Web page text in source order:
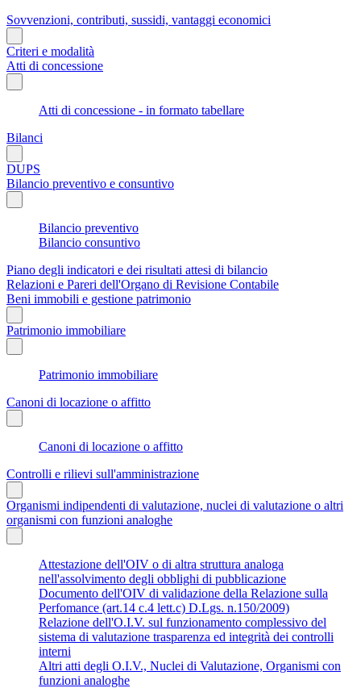
Sovvenzioni, contributi, sussidi, vantaggi economici
Criteri e modalità
Atti di concessione
Atti di concessione - in formato tabellare
Bilanci
DUPS
Bilancio preventivo e consuntivo
Bilancio preventivo
Bilancio consuntivo
Piano degli indicatori e dei risultati attesi di bilancio
Relazioni e Pareri dell'Organo di Revisione Contabile
Beni immobili e gestione patrimonio
Patrimonio immobiliare
Patrimonio immobiliare
Canoni di locazione o affitto
Canoni di locazione o affitto
Controlli e rilievi sull'amministrazione
Organismi indipendenti di valutazione, nuclei di valutazione o altri
organismi con funzioni analoghe
Attestazione dell'OIV o di altra struttura analoga
nell'assolvimento degli obblighi di pubblicazione
Documento dell'OIV di validazione della Relazione sulla
Perfomance (art.14 c.4 lett.c) D.Lgs. n.150/2009)
Relazione dell'O.I.V. sul funzionamento complessivo del
sistema di valutazione trasparenza ed integrità dei controlli
interni
Altri atti degli O.I.V., Nuclei di Valutazione, Organismi con
funzioni analoghe